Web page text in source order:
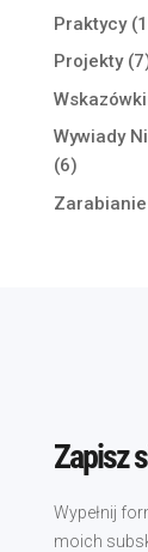
Praktycy
Projekty
Wywiady
(6)
Zapisz
Wypełnij
moich